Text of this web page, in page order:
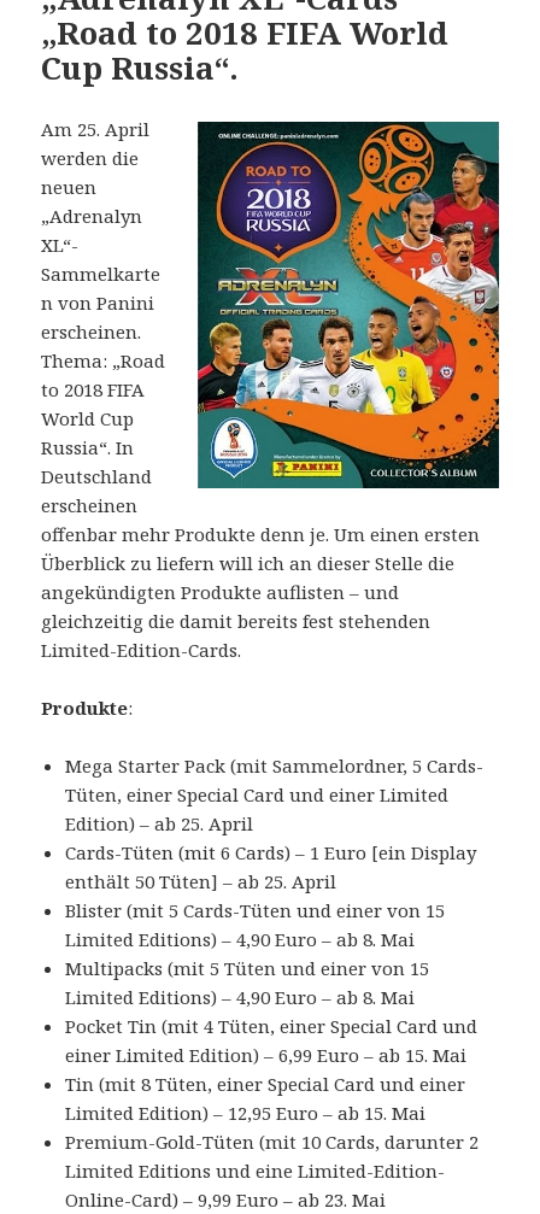
„Road to 2018 FIFA World
Cup Russia“.
Am 25. April
werden die
neuen
„Adrenalyn
XL“-
Sammelkarte
n von Panini
erscheinen.
Thema: „Road
to 2018 FIFA
World Cup
Russia“. In
Deutschland
erscheinen
offenbar mehr Produkte denn je. Um einen ersten
Überblick zu liefern will ich an dieser Stelle die
angekündigten Produkte auflisten – und
gleichzeitig die damit bereits fest stehenden
Limited-Edition-Cards.
Produkte:
Mega Starter Pack (mit Sammelordner, 5 Cards-
Tüten, einer Special Card und einer Limited
Edition) – ab 25. April
Cards-Tüten (mit 6 Cards) – 1 Euro [ein Display
enthält 50 Tüten] – ab 25. April
Blister (mit 5 Cards-Tüten und einer von 15
Limited Editions) – 4,90 Euro – ab 8. Mai
Multipacks (mit 5 Tüten und einer von 15
Limited Editions) – 4,90 Euro – ab 8. Mai
Pocket Tin (mit 4 Tüten, einer Special Card und
einer Limited Edition) – 6,99 Euro – ab 15. Mai
Tin (mit 8 Tüten, einer Special Card und einer
Limited Edition) – 12,95 Euro – ab 15. Mai
Premium-Gold-Tüten (mit 10 Cards, darunter 2
Limited Editions und eine Limited-Edition-
Online-Card) – 9,99 Euro – ab 23. Mai